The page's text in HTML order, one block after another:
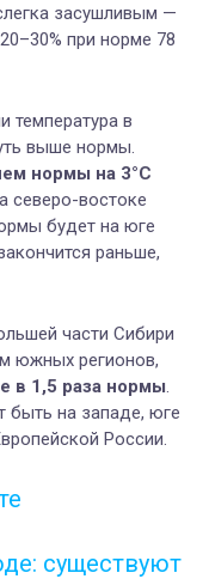
засушливым —
при норме 78
температура в
выше нормы.
нормы на 3°С
северо-востоке
будет на юге
раньше,
части Сибири
южных регионов,
в 1,5 раза нормы.
на западе, юге
России.
существуют